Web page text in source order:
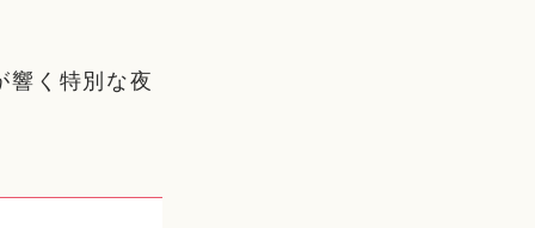
響く特別な夜